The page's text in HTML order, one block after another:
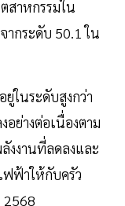
สาหกรรมใน
ากระดับ 50.1 ใน
ในระดับสูงกว่า
ย่างต่อเนื่องตาม
งงานที่ลดลงและ
ฟฟ้าให้กับครัว
2568